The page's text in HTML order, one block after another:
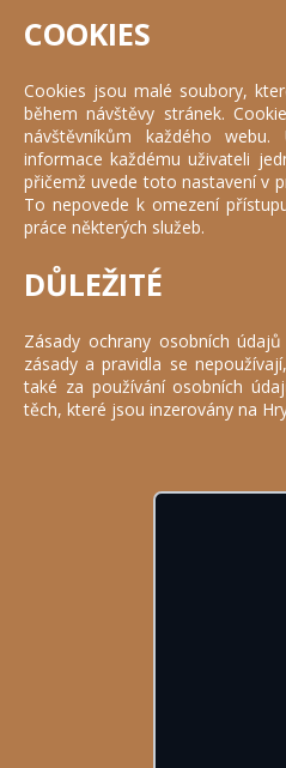
COOKIES
Cookies jsou malé soubory,
během návštěvy stránek.
návštěvníkům každého
informace každému uživateli
přičemž uvede toto nastavení v
To nepovede k omezení
práce některých služeb.
DŮLEŽITÉ
Zásady ochrany osobních
zásady a pravidla se
také za používání osobních
těch, které jsou inzerovány na